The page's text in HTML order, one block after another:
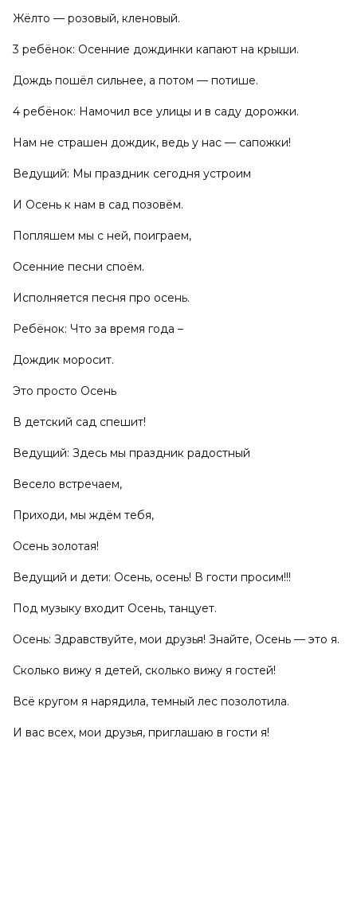
Жёлто — розовый, кленовый.
3 ребёнок: Осенние дождинки капают на крыши.
Дождь пошёл сильнее, а потом — потише.
4 ребёнок: Намочил все улицы и в саду дорожки.
Нам не страшен дождик, ведь у нас — сапожки!
Ведущий: Мы праздник сегодня устроим
И Осень к нам в сад позовём.
Попляшем мы с ней, поиграем,
Осенние песни споём.
Исполняется песня про осень.
Ребёнок: Что за время года –
Дождик моросит.
Это просто Осень
В детский сад спешит!
Ведущий: Здесь мы праздник радостный
Весело встречаем,
Приходи, мы ждём тебя,
Осень золотая!
Ведущий и дети: Осень, осень! В гости просим!!!
Под музыку входит Осень, танцует.
Осень: Здравствуйте, мои друзья! Знайте, Осень — это я.
Сколько вижу я детей, сколько вижу я гостей!
Всё кругом я нарядила, темный лес позолотила.
И вас всех, мои друзья, приглашаю в гости я!